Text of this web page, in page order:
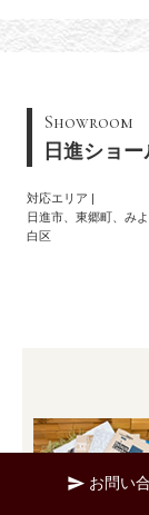
Showroom
日進ショ
対応エリア
日進市、東郷町、み
白区
send お問い